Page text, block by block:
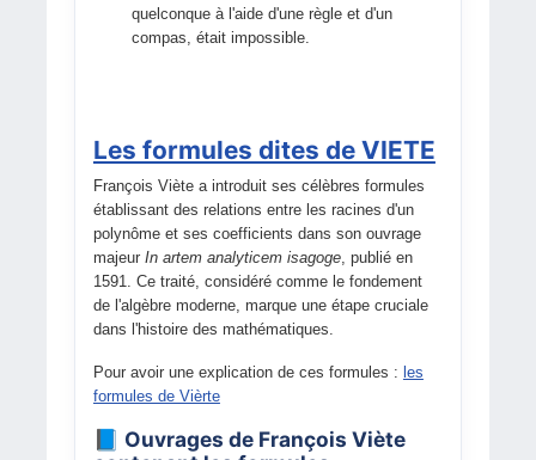
quelconque à l'aide d'une règle et d'un
compas, était impossible.
Les formules dites de VIETE
François Viète a introduit ses célèbres formules
établissant des relations entre les racines d'un
polynôme et ses coefficients dans son ouvrage
majeur In artem analyticem isagoge, publié en
1591. Ce traité, considéré comme le fondement
de l'algèbre moderne, marque une étape cruciale
dans l'histoire des mathématiques.
Pour avoir une explication de ces formules : les
formules de Vièrte
📘 Ouvrages de François Viète